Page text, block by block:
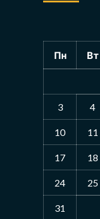
Пн Вт
3 4
10 11
17 18
24 25
31